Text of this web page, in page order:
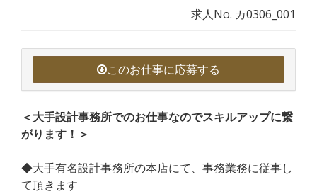
求人No. カ0306_001
このお仕事に応募する
＜大手設計事務所でのお仕事なのでスキルアップに繋
がります！＞
◆大手有名設計事務所の本店にて、事務業務に従事し
て頂きます